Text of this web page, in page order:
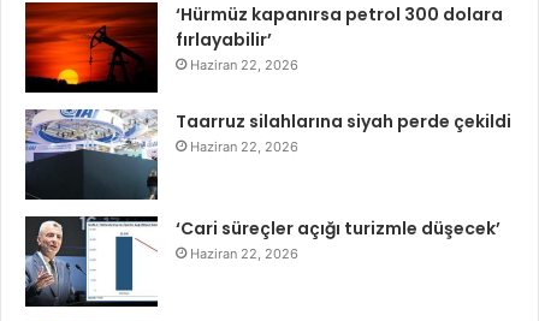
‘Hürmüz kapanırsa petrol 300 dolara
fırlayabilir’
Haziran 22, 2026
Taarruz silahlarına siyah perde çekildi
Haziran 22, 2026
‘Cari süreçler açığı turizmle düşecek’
Haziran 22, 2026